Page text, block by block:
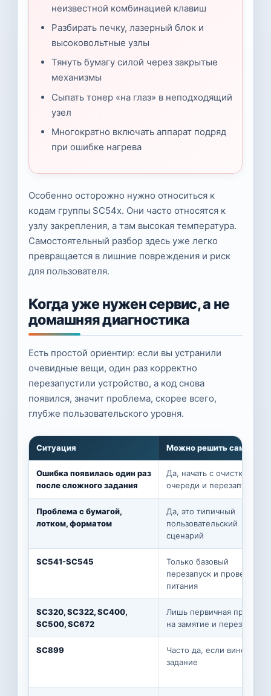
неизвестной комбинацией клавиш
Разбирать печку, лазерный блок и
высоковольтные узлы
Тянуть бумагу силой через закрытые
механизмы
Сыпать тонер «на глаз» в неподходящий
узел
Многократно включать аппарат подряд
при ошибке нагрева
Особенно осторожно нужно относиться к
кодам группы SC54x. Они часто относятся к
узлу закрепления, а там высокая температура.
Самостоятельный разбор здесь уже легко
превращается в лишние повреждения и риск
для пользователя.
Когда уже нужен сервис, а не
домашняя диагностика
Есть простой ориентир: если вы устранили
очевидные вещи, один раз корректно
перезапустили устройство, а код снова
появился, значит проблема, скорее всего,
глубже пользовательского уровня.
Ситуация Можно решить самому
Ошибка появилась один раз
после сложного задания
Да, начать с очистки
очереди и перезапуска
Проблема с бумагой,
лотком, форматом
Да, это типичный
пользовательский
сценарий
SC541-SC545
Только базовый
перезапуск и проверка
питания
SC320, SC322, SC400,
SC500, SC672
Лишь первичная проверка
на замятие и перезапуск
SC899
Часто да, если виновато
задание